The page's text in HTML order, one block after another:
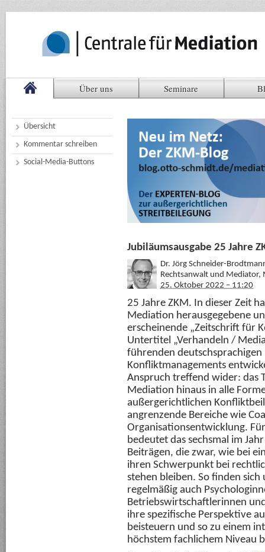
Über uns Seminare
Übersicht
Kommentar schreiben
Social-Media-Buttons
Jubiläumsausgabe 25 Jahre
Dr. Jörg Schneider-
Rechtsanwalt und Mediator,
25. Oktober 2022 – 11:20
25 Jahre ZKM. In dieser Zeit
Mediation herausgegebene
erscheinende „Zeitschrift für
Untertitel „Verhandeln /
führenden
Konfliktmanagements
Anspruch treffend wider: das
Mediation hinaus in alle
außergerichtlichen
angrenzende Bereiche wie
Organisationsentwicklung.
bedeutet das sechsmal im
Beiträgen, die zwar, wie bei
ihren Schwerpunkt bei
stehen bleiben. So finden
regelmäßig auch
Betriebswirtschaftlerinnen
ihre spezifische Perspektive
beisteuern und so zu einem
höchstem fachlichem Niveau